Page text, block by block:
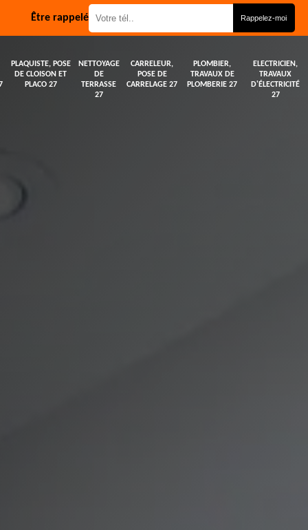
Être rappelé
PLAQUISTE, POSE
DE CLOISON ET
PLACO 27
NETTOYAGE
DE
TERRASSE
27
CARRELEUR,
POSE DE
CARRELAGE 27
PLOMBIER,
TRAVAUX DE
PLOMBERIE 27
ELECTRICIEN,
TRAVAUX
D'ÉLECTRICITÉ
27